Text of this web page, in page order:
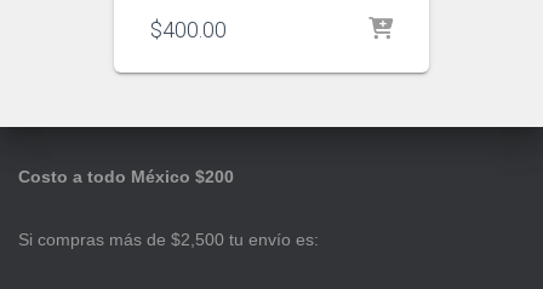
$400.00
Costo a todo México $200
Si compras más de $2,500 tu envío es: